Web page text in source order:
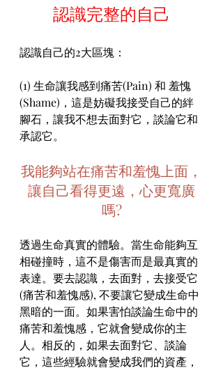
認識完整的自己
認識自己的2大區塊：
(1) 生命讓我感到痛苦(Pain) 和 羞愧
(Shame)，這是妨礙我接受自己的絆
腳石，讓我不想去面對它，談論它和
承認它。
我能夠站在痛苦和羞愧上面，
讓自己看得更遠，心更寬廣
嗎?
透過生命真實的體驗。當生命能夠互
相碰撞時，這不是傷害而是最真實的
表達。要去認識，去面對，去接受它
(痛苦和羞愧感), 不要讓它變成生命中
黑暗的一面。如果害怕談論生命中的
痛苦和羞愧感，它就會變成你的主
人。相反的，如果去面對它、談論
它，這些經驗就會變成我們的資產，